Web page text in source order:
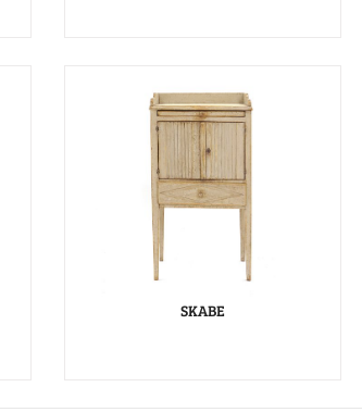
SKABE